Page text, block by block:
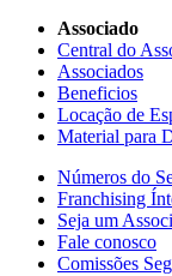
Associado
Central do
Associados
Beneficios
Locação de
Material para
Números do
Franchising
Seja um
Fale conosco
Comissões